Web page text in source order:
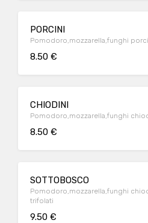
PORCINI
Pomodoro,mozzarella,funghi
8.50 €
CHIODINI
Pomodoro,mozzarella,funghi
8.50 €
SOTTOBOSCO
Pomodoro,mozzarella,funghi
trifolati
9.50 €